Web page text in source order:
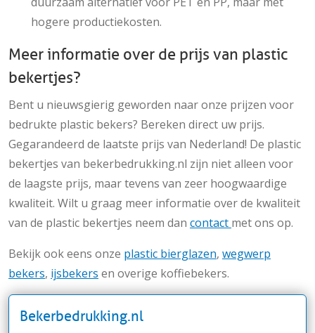
hogere productiekosten.
Meer informatie over de prijs van plastic
bekertjes?
Bent u nieuwsgierig geworden naar onze prijzen voor
bedrukte plastic bekers? Bereken direct uw prijs.
Gegarandeerd de laatste prijs van Nederland! De plastic
bekertjes van bekerbedrukking.nl zijn niet alleen voor
de laagste prijs, maar tevens van zeer hoogwaardige
kwaliteit. Wilt u graag meer informatie over de kwaliteit
van de plastic bekertjes neem dan contact met ons op.
Bekijk ook eens onze plastic bierglazen, wegwerp
bekers, ijsbekers en overige koffiebekers.
Bekerbedrukking.nl